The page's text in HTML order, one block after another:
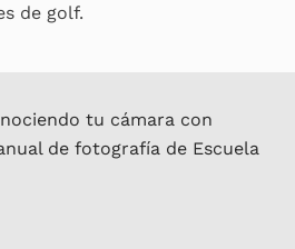
de golf.
tu cámara con
de fotografía de Escuela